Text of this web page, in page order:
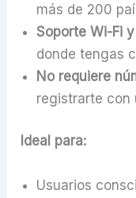
más de 200
Soporte Wi-Fi
donde tengas
No requiere
registrarte con
Ideal para:
Usuarios